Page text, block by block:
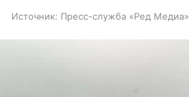
Источник: Пресс-служба «Ред Медиа»